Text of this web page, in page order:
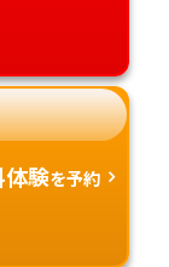
験を予約